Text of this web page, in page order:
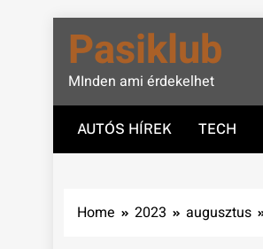
content
Pasiklub
MInden ami érdekelhet
AUTÓS HÍREK TECH
Home 2023 augusztus